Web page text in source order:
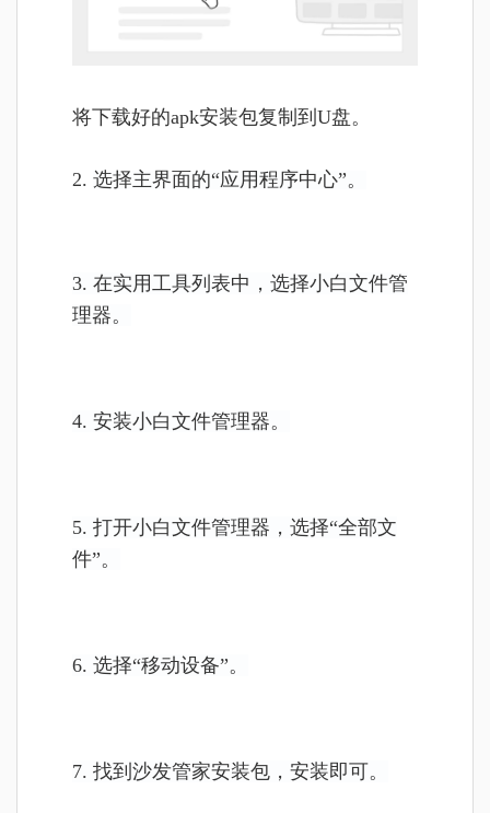
将下载好的apk安装包复制到U盘。
2. 选择主界面的“应用程序中心”。
3. 在实用工具列表中，选择小白文件管
理器。
4. 安装小白文件管理器。
5. 打开小白文件管理器，选择“全部文
件”。
6. 选择“移动设备”。
7. 找到沙发管家安装包，安装即可。